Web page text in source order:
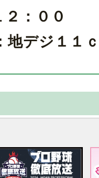
：００
デジ１１